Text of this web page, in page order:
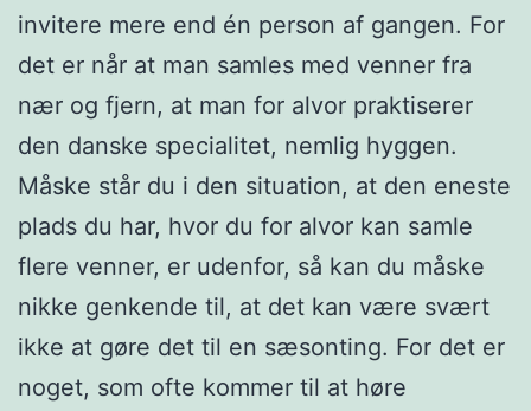
invitere mere end én person af gangen. For
det er når at man samles med venner fra
nær og fjern, at man for alvor praktiserer
den danske specialitet, nemlig hyggen.
Måske står du i den situation, at den eneste
plads du har, hvor du for alvor kan samle
flere venner, er udenfor, så kan du måske
nikke genkende til, at det kan være svært
ikke at gøre det til en sæsonting. For det er
noget, som ofte kommer til at høre